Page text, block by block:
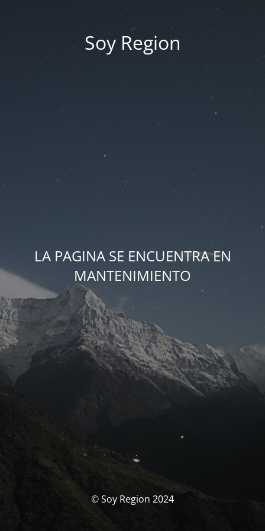
Soy Region
LA PAGINA SE ENCUENTRA EN
MANTENIMIENTO
© Soy Region 2024